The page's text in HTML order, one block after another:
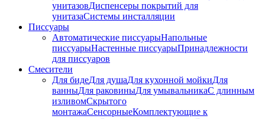
унитазовДиспенсеры покрытий для
унитазаСистемы инсталляции
Писсуары
Автоматические писсуарыНапольные
писсуарыНастенные писсуарыПринадлежности
для писсуаров
Смесители
Для бидеДля душаДля кухонной мойкиДля
ванныДля раковиныДля умывальникаС длинным
изливомСкрытого
монтажаСенсорныеКомплектующие к